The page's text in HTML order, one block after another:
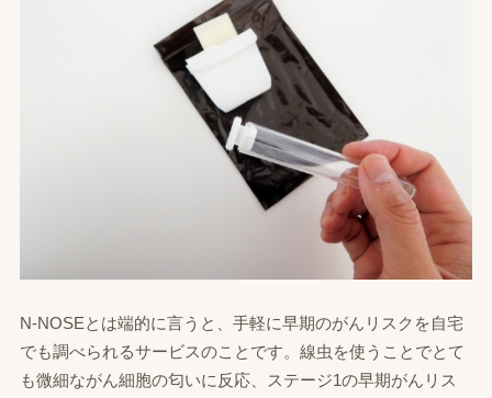
N-NOSEとは端的に言うと、手軽に早期のがんリスクを自宅
でも調べられるサービスのことです。線虫を使うことでとて
も微細ながん細胞の匂いに反応、ステージ1の早期がんリス